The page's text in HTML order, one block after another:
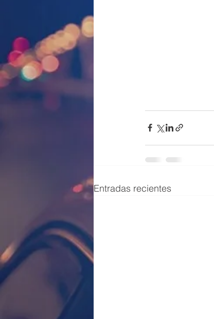
Entradas recientes